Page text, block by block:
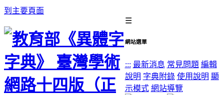
到主要頁面
☰
網站選單
::: 最新消息 常見問題 編輯
說明 字典附錄 使用說明 顯
示模式 網站導覽